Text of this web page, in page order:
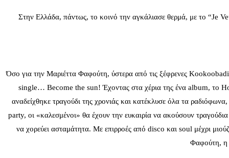
Στην Ελλάδα, πάντως, το κοινό την αγκάλιασε θερμά, με το “Je
Όσο για την Μαριέττα Φαφούτη, ύστερα από τις ξέφρενες
single… Become the sun! Έχοντας στα χέρια της ένα album, το
αναδείχθηκε τραγούδι της χρονιάς και κατέκλυσε όλα τα
party, οι «καλεσμένοι» θα έχουν την ευκαιρία να ακούσουν
να χορεύει ασταμάτητα. Με επιρροές από disco και soul μέχρι
Φαφούτη, η